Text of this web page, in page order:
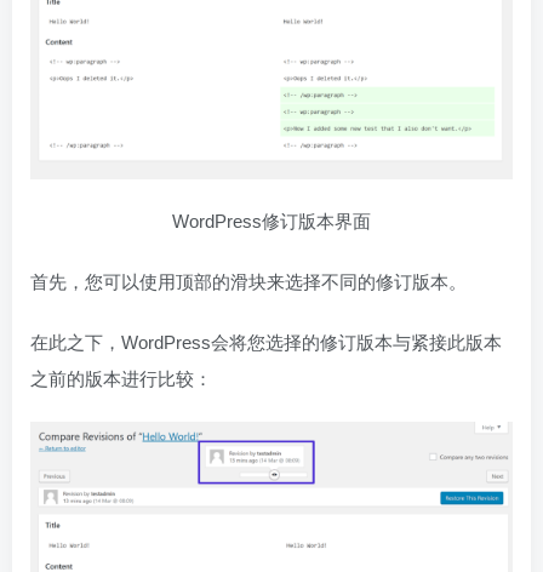
WordPress修订版本界面
首先，您可以使用顶部的滑块来选择不同的修订版本。
在此之下，WordPress会将您选择的修订版本与紧接此版本
之前的版本进行比较：